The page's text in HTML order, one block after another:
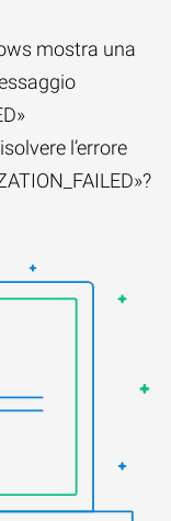
mostra una
l’errore